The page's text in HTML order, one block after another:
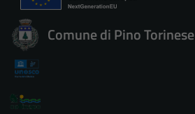
Comune di Pino Torinese